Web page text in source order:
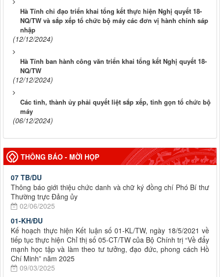
Hà Tĩnh chỉ đạo triển khai tổng kết thực hiện Nghị quyết 18-
NQ/TW và sắp xếp tổ chức bộ máy các đơn vị hành chính sáp
nhập
(12/12/2024)
Hà Tĩnh ban hành công văn triển khai tổng kết Nghị quyết 18-
NQ/TW
(12/12/2024)
Các tỉnh, thành ủy phải quyết liệt sắp xếp, tinh gọn tổ chức bộ
máy
(06/12/2024)
THÔNG BÁO - MỜI HỌP
07 TB/DU
Thông báo giới thiệu chức danh và chữ ký đồng chí Phó Bí thư
Thường trực Đảng ủy
02/06/2025
01-KH/ĐU
Kế hoạch thực hiện Kết luận số 01-KL/TW, ngày 18/5/2021 về
tiếp tục thực hiện Chỉ thị số 05-CT/TW của Bộ Chính trị “Về đẩy
mạnh học tập và làm theo tư tưởng, đạo đức, phong cách Hồ
Chí Minh” năm 2025
09/03/2025